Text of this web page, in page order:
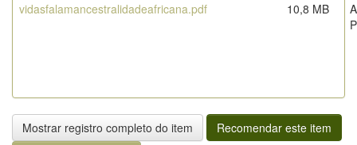
vidasfalamancestralidadeafricana.pdf
10,8 MB
Mostrar registro completo do item
Recomendar este item